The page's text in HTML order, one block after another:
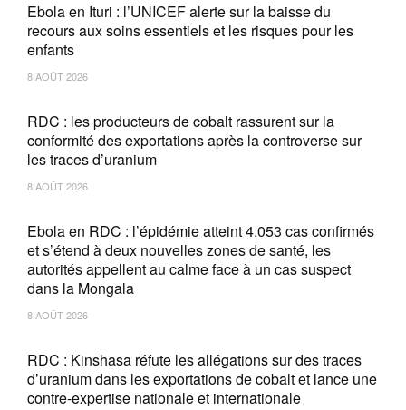
Ebola en Ituri : l’UNICEF alerte sur la baisse du
recours aux soins essentiels et les risques pour les
enfants
8 AOÛT 2026
RDC : les producteurs de cobalt rassurent sur la
conformité des exportations après la controverse sur
les traces d’uranium
8 AOÛT 2026
Ebola en RDC : l’épidémie atteint 4.053 cas confirmés
et s’étend à deux nouvelles zones de santé, les
autorités appellent au calme face à un cas suspect
dans la Mongala
8 AOÛT 2026
RDC : Kinshasa réfute les allégations sur des traces
d’uranium dans les exportations de cobalt et lance une
contre-expertise nationale et internationale